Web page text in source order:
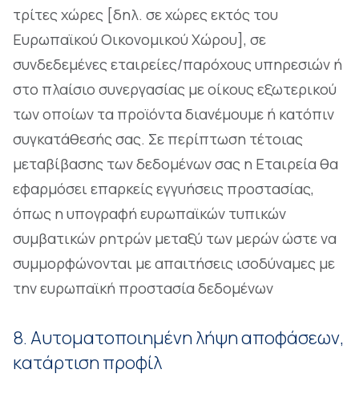
τρίτες χώρες [δηλ. σε χώρες εκτός του
Ευρωπαϊκού Οικονομικού Χώρου], σε
συνδεδεμένες εταιρείες/παρόχους υπηρεσιών ή
στο πλαίσιο συνεργασίας με οίκους εξωτερικού
των οποίων τα προϊόντα διανέμουμε ή κατόπιν
συγκατάθεσής σας. Σε περίπτωση τέτοιας
μεταβίβασης των δεδομένων σας η Εταιρεία θα
εφαρμόσει επαρκείς εγγυήσεις προστασίας,
όπως η υπογραφή ευρωπαϊκών τυπικών
συμβατικών ρητρών μεταξύ των μερών ώστε να
συμμορφώνονται με απαιτήσεις ισοδύναμες με
την ευρωπαϊκή προστασία δεδομένων
8. Αυτοματοποιημένη λήψη αποφάσεων,
κατάρτιση προφίλ